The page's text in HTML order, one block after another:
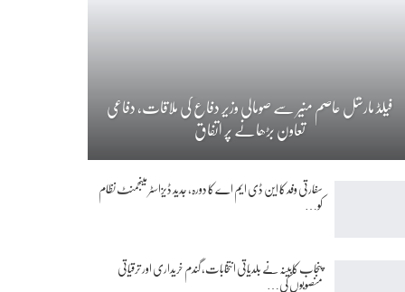
فیلڈ مارشل عاصم منیر سے صومالی وزیر دفاع کی ملاقات، دفاعی
تعاون بڑھانے پر اتفاق
سفارتی وفد کا این ڈی ایم اے کا دورہ، جدید ڈیزاسٹر مینجمنٹ نظام
کو…
پنجاب کابینہ نے بلدیاتی انتخابات، گندم خریداری اور ترقیاتی
منصوبوں کی…